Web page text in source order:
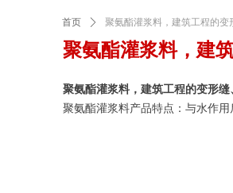
首页 ꄲ 聚氨酯灌浆料，建筑工程的
聚氨酯灌浆料，建筑工程的变形
聚氨酯灌浆料产品特点：与水作
聚氨酯灌浆料，建